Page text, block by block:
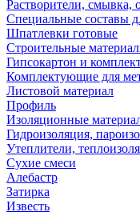
Растворители, смывка,
Специальные составы
Шпатлевки готовые
Строительные
Гипсокартон и
Комплектующие для
Листовой материал
Профиль
Изоляционные
Гидроизоляция,
Утеплители,
Сухие смеси
Алебастр
Затирка
Известь